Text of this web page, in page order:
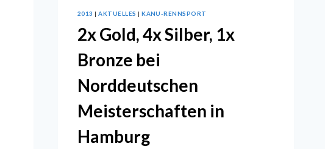
2013 |AKTUELLES |KANU-RENNSPORT
2x Gold, 4x Silber, 1x
Bronze bei
Norddeutschen
Meisterschaften in
Hamburg